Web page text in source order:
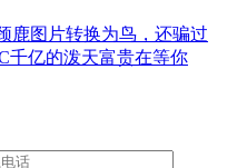
鹿图片转换为鸟，还骗过
千亿的泼天富贵在等你